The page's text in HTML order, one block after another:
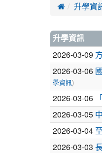
 升學資
文
章
列
表
升學資訊
2026-03-09
2026-03-06
學資訊)
2026-03-06
2026-03-05
2026-03-04
2026-03-03